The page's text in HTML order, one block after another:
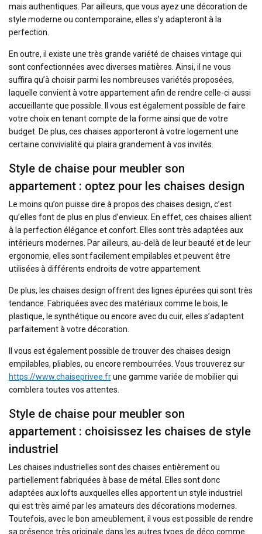
mais authentiques. Par ailleurs, que vous ayez une décoration de
style moderne ou contemporaine, elles s’y adapteront à la
perfection.
En outre, il existe une très grande variété de chaises vintage qui
sont confectionnées avec diverses matières. Ainsi, il ne vous
suffira qu’à choisir parmi les nombreuses variétés proposées,
laquelle convient à votre appartement afin de rendre celle-ci aussi
accueillante que possible. Il vous est également possible de faire
votre choix en tenant compte de la forme ainsi que de votre
budget. De plus, ces chaises apporteront à votre logement une
certaine convivialité qui plaira grandement à vos invités.
Style de chaise pour meubler son
appartement : optez pour les chaises design
Le moins qu’on puisse dire à propos des chaises design, c’est
qu’elles font de plus en plus d’envieux. En effet, ces chaises allient
à la perfection élégance et confort. Elles sont très adaptées aux
intérieurs modernes. Par ailleurs, au-delà de leur beauté et de leur
ergonomie, elles sont facilement empilables et peuvent être
utilisées à différents endroits de votre appartement.
De plus, les chaises design offrent des lignes épurées qui sont très
tendance. Fabriquées avec des matériaux comme le bois, le
plastique, le synthétique ou encore avec du cuir, elles s’adaptent
parfaitement à votre décoration.
Il vous est également possible de trouver des chaises design
empilables, pliables, ou encore rembourrées. Vous trouverez sur
https://www.chaiseprivee.frune gamme variée de mobilier qui
comblera toutes vos attentes.
Style de chaise pour meubler son
appartement : choisissez les chaises de style
industriel
Les chaises industrielles sont des chaises entièrement ou
partiellement fabriquées à base de métal. Elles sont donc
adaptées aux lofts auxquelles elles apportent un style industriel
qui est très aimé par les amateurs des décorations modernes.
Toutefois, avec le bon ameublement, il vous est possible de rendre
sa présence très originale dans les autres types de déco comme